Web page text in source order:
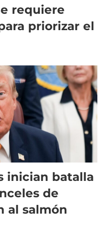
requiere
priorizar el
inician batalla
de
al salmón